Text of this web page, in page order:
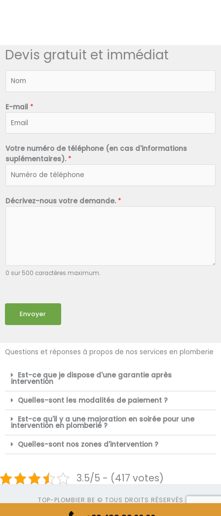
Devis gratuit et immédiat
*
E-mail *
Votre numéro de téléphone (en cas d'informations
suplémentaires). *
Décrivez-nous votre demande. *
0 sur 500 caractères maximum.
Envoyer
Questions et réponses à propos de nos services en plomberie
Est-ce que je dispose d'une garantie après
intervention
Quelles-sont les modalités de paiement ?
Est-ce qu'il y a une majoration en soirée pour une
intervention en plomberie ?
Quelles-sont nos zones d'intervention ?
3.5/5 - (417 votes)
TOP-PLOMBIER.BE © TOUS DROITS RÉSERVÉS